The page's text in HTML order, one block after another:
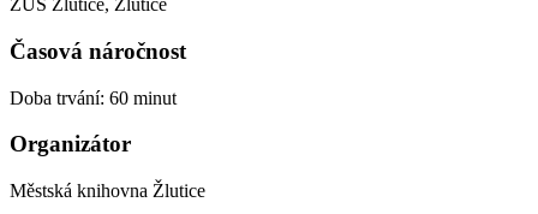
ZUŠ Žlutice, Žlutice
Časová náročnost
Doba trvání: 60 minut
Organizátor
Městská knihovna Žlutice